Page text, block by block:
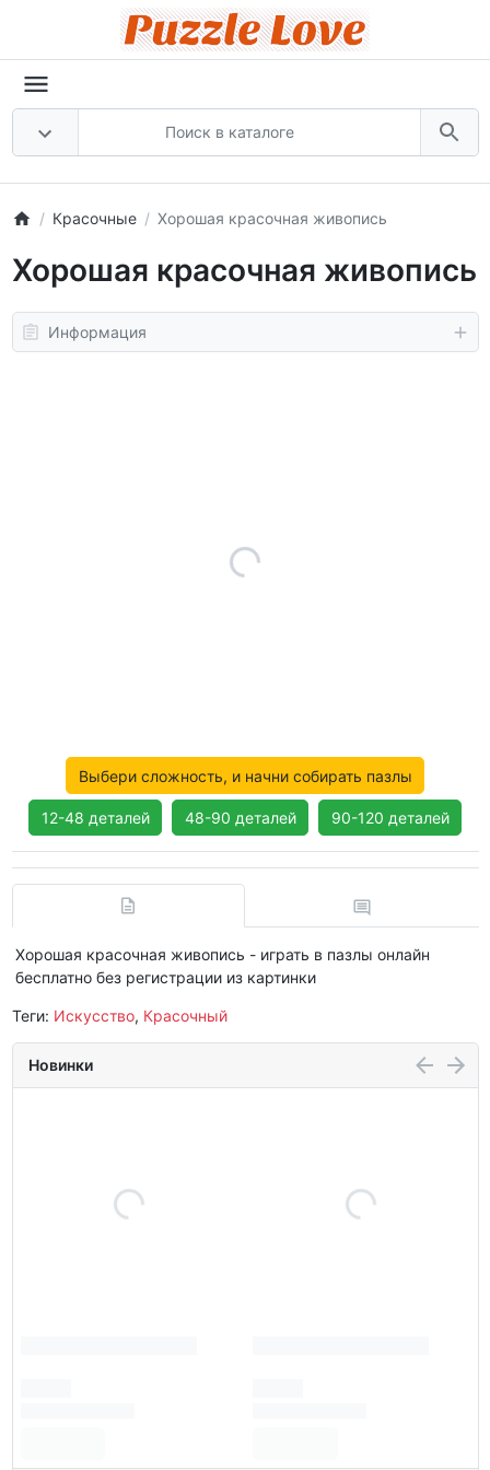
Красочные Хорошая красочная живопись
Хорошая красочная живопись
Информация
Выбери сложность, и начни собирать пазлы
12-48 деталей 48-90 деталей 90-120 деталей
Хорошая красочная живопись - играть в пазлы онлайн
бесплатно без регистрации из картинки
Теги: Искусство, Красочный
Новинки